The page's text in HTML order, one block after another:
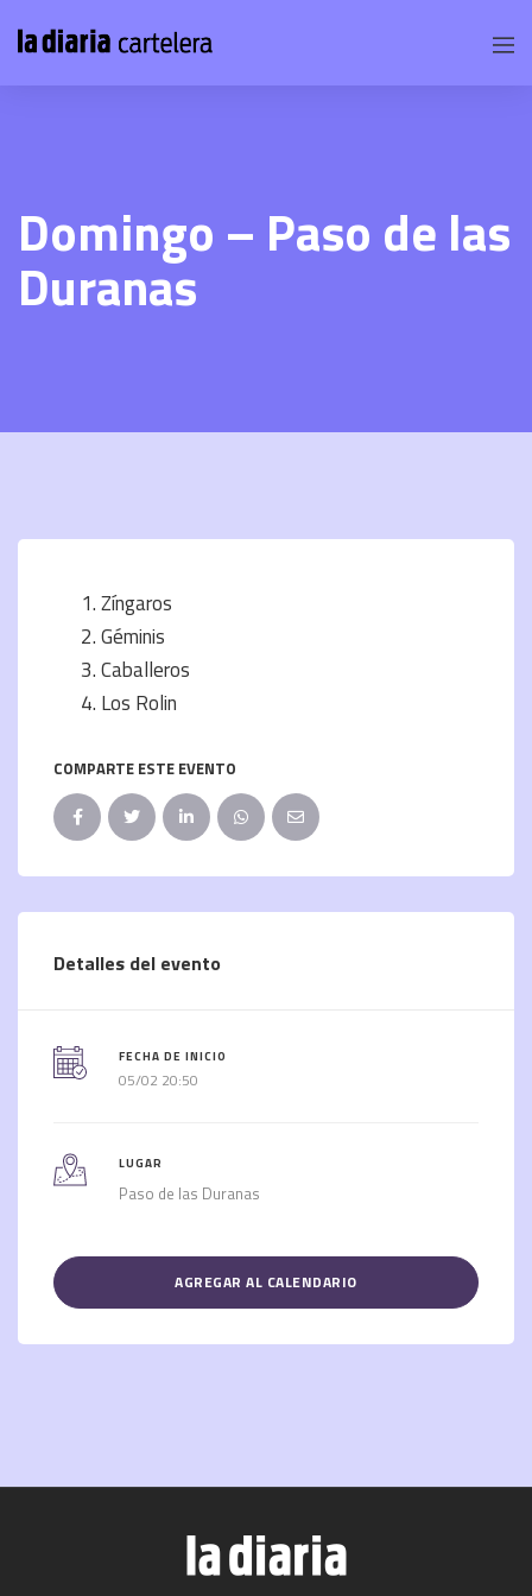
Domingo – Paso de las
Duranas
Zíngaros
Géminis
Caballeros
Los Rolin
COMPARTE ESTE EVENTO
Detalles del evento
FECHA DE INICIO
05/02 20:50
LUGAR
Paso de las Duranas
AGREGAR AL CALENDARIO